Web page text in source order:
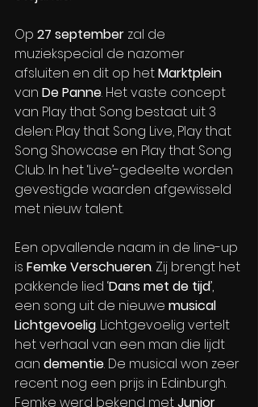
Op 27 september zal de
muziekspecial de nazomer
afsluiten en dit op het Marktplein
van De Panne. Het vaste concept
van Play that Song bestaat uit 3
delen: Play that Song Live, Play that
Song Showcase en Play that Song
Club. In het ‘Live’-gedeelte worden
gevestigde waarden afgewisseld
met nieuw talent.
Een opvallende naam in de line-up
is Femke Verschueren. Zij brengt het
pakkende lied ‘Dans met de tijd’,
een song uit de nieuwe musical
Lichtgevoelig. Lichtgevoelig vertelt
het verhaal van een man die lijdt
aan dementie. De musical won zeer
recent nog een prijs in Edinburgh.
Femke werd bekend met Junior